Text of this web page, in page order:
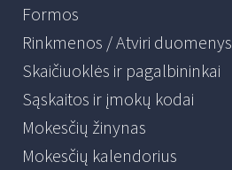
Formos
Rinkmenos / Atviri duomenys
Skaičiuoklės ir pagalbininkai
Sąskaitos ir įmokų kodai
Mokesčių žinynas
Mokesčių kalendorius